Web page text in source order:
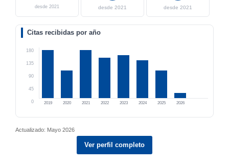
desde 2021 desde 2021 desde 2021
Citas recibidas por año
180
135
90
45
0 2019 2020 2021 2022 2023 2024 2025 2026
Actualizado: Mayo 2026
Ver perfil completo